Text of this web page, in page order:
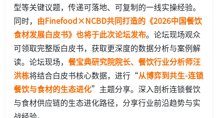
型等关键议题，传递可落地、可复制的一线实操经验。
同时， 由Finefood×NCBD共同打造的《2026中国餐饮
食材发展白皮书》也将于此次论坛发布。论坛现场观众
可领取完整版白皮书，获取更深度的数据分析与案例解
读。论坛现场， 餐宝典研究院院长、餐饮行业分析师汪
洪栋将结合白皮书核心数据，进行“从博弈到共生-连锁
餐饮与食材的生态进化”主题分享。深入剖析连锁餐饮
与食材供应链的生态进化路径，分享行业前沿趋势与实